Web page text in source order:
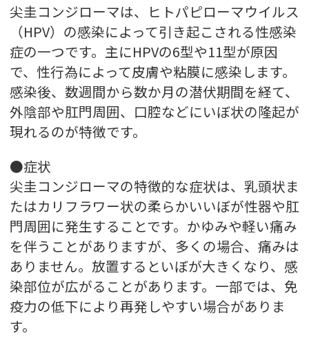
尖圭コンジローマは、ヒトパピローマウイルス
（HPV）の感染によって引き起こされる性感染
症の一つです。主にHPVの6型や11型が原因
で、性行為によって皮膚や粘膜に感染します。
感染後、数週間から数か月の潜伏期間を経て、
外陰部や肛門周囲、口腔などにいぼ状の隆起が
現れるのが特徴です。
●症状
尖圭コンジローマの特徴的な症状は、乳頭状ま
たはカリフラワー状の柔らかいいぼが性器や肛
門周囲に発生することです。かゆみや軽い痛み
を伴うことがありますが、多くの場合、痛みは
ありません。放置するといぼが大きくなり、感
染部位が広がることがあります。一部では、免
疫力の低下により再発しやすい場合がありま
す。